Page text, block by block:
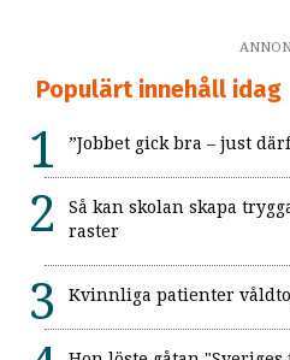
Populärt innehåll idag
”Jobbet gick bra – just
Så kan skolan skapa
raster
Kvinnliga patienter